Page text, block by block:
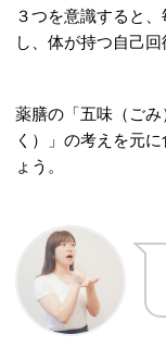
３つを意識すると
し、体が持つ自己
薬膳の「五味（ご
く）」の考えを元
ょう。